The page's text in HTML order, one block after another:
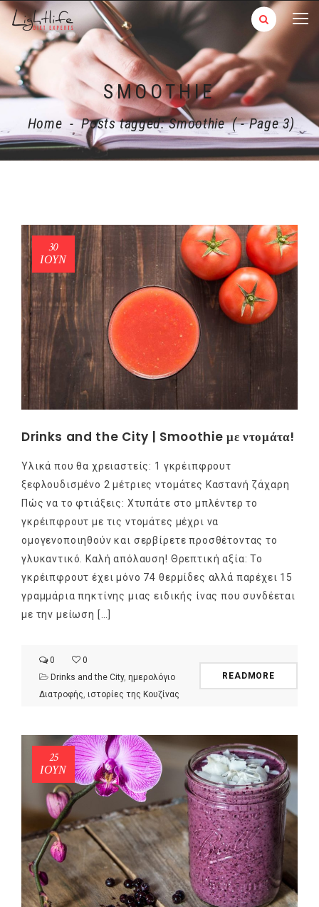
SMOOTHIE
Home - Posts tagged: Smoothie ( - Page 3)
30
ΙΟΎΝ
Drinks and the City | Smoothie με ντομάτα!
Υλικά που θα χρειαστείς: 1 γκρέιπφρουτ
ξεφλουδισμένο 2 μέτριες ντομάτες Καστανή ζάχαρη
Πώς να το φτιάξεις: Χτυπάτε στο μπλέντερ το
γκρέιπφρουτ με τις ντομάτες μέχρι να
ομογενοποιηθούν και σερβίρετε προσθέτοντας το
γλυκαντικό. Καλή απόλαυση! Θρεπτική αξία: Το
γκρέιπφρουτ έχει μόνο 74 θερμίδες αλλά παρέχει 15
γραμμάρια πηκτίνης μιας ειδικής ίνας που συνδέεται
με την μείωση […]
0
0
Drinks and the City, ημερολόγιο
Διατροφής ιστορίες της Κουζίνας
READMORE
25
ΙΟΎΝ